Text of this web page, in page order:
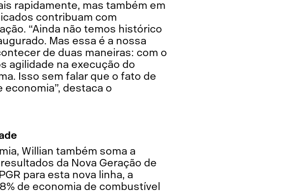
rapidamente, mas também em
contribuam com
“Ainda não temos histórico
Mas essa é a nossa
de duas maneiras: com o
agilidade na execução do
Isso sem falar que o fato de
destaca o
Willian também soma a
da Nova Geração de
para esta nova linha, a
de economia de combustível